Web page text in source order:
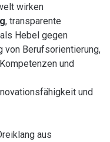
wirken
, transparente
Hebel gegen
von Berufsorientierung,
und
und
aus